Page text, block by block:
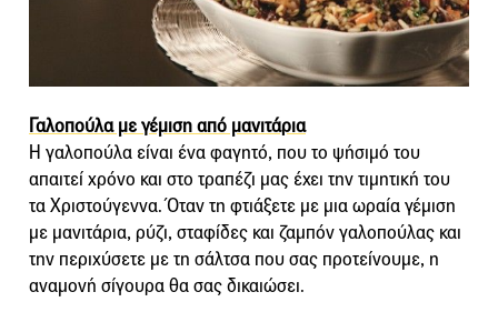
Γαλοπούλα με γέμιση από μανιτάρια
Η γαλοπούλα είναι ένα φαγητό, που το ψήσιμό του
απαιτεί χρόνο και στο τραπέζι μας έχει την τιμητική του
τα Χριστούγεννα. Όταν τη φτιάξετε με μια ωραία γέμιση
με μανιτάρια, ρύζι, σταφίδες και ζαμπόν γαλοπούλας και
την περιχύσετε με τη σάλτσα που σας προτείνουμε, η
αναμονή σίγουρα θα σας δικαιώσει.